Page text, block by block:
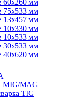
60х260 мм
75х533 мм
13х457 мм
10х330 мм
10х533 мм
30х533 мм
40х620 мм
MIG/MAG
TIG